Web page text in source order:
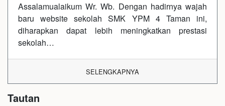
Assalamualaikum Wr. Wb. Dengan hadirnya wajah
baru website sekolah SMK YPM 4 Taman ini,
diharapkan dapat lebih meningkatkan prestasi
sekolah…
SELENGKAPNYA
Tautan